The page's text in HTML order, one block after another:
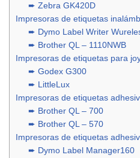
➨ Zebra GK420D
Impresoras de etiquetas
➨ Dymo Label Writer
➨ Brother QL – 1110NWB
Impresoras de etiquetas para
➨ Godex G300
➨ LittleLux
Impresoras de etiquetas
➨ Brother QL – 700
➨ Brother QL – 570
Impresoras de etiquetas
➨ Dymo Label Manager160